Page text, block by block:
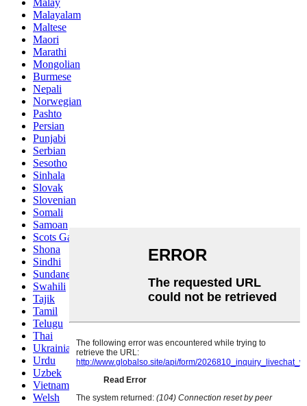
Malay
Malayalam
Maltese
Maori
Marathi
Mongolian
Burmese
Nepali
Norwegian
Pashto
Persian
Punjabi
Serbian
Sesotho
Sinhala
Slovak
Slovenian
Somali
Samoan
Scots Gaelic
Shona
Sindhi
Sundanese
Swahili
Tajik
Tamil
Telugu
Thai
Ukrainian
Urdu
Uzbek
Vietnamese
Welsh